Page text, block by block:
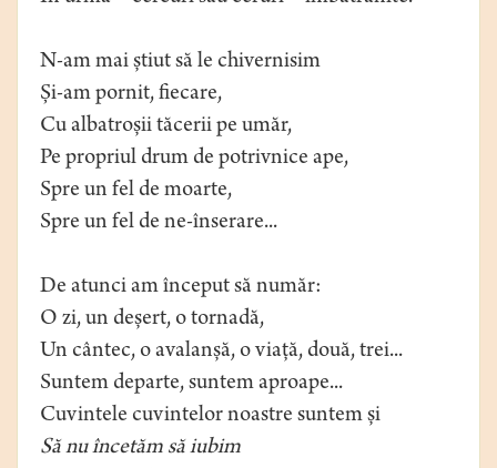
N-am mai știut să le chivernisim
Și-am pornit, fiecare,
Cu albatroșii tăcerii pe umăr,
Pe propriul drum de potrivnice ape,
Spre un fel de moarte,
Spre un fel de ne-înserare...
De atunci am început să număr:
O zi, un deșert, o tornadă,
Un cântec, o avalanșă, o viață, două, trei...
Suntem departe, suntem aproape...
Cuvintele cuvintelor noastre suntem și
Să nu încetăm să iubim